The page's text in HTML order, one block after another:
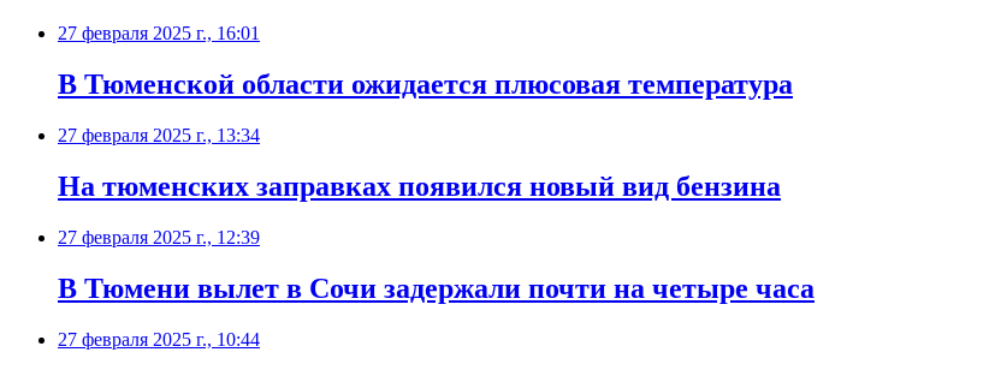
27 февраля 2025 г., 16:01
В Тюменской области ожидается плюсовая температура
27 февраля 2025 г., 13:34
На тюменских заправках появился новый вид бензина
27 февраля 2025 г., 12:39
В Тюмени вылет в Сочи задержали почти на четыре часа
27 февраля 2025 г., 10:44